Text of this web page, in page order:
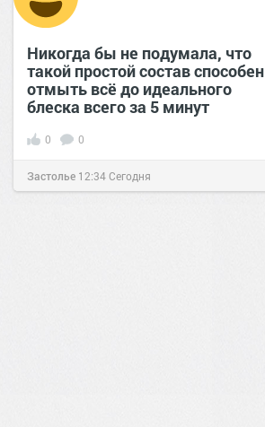
Никогда бы не подумала, что
такой простой состав способен
отмыть всё до идеального
блеска всего за 5 минут
0 0
Застолье 12:34Сегодня